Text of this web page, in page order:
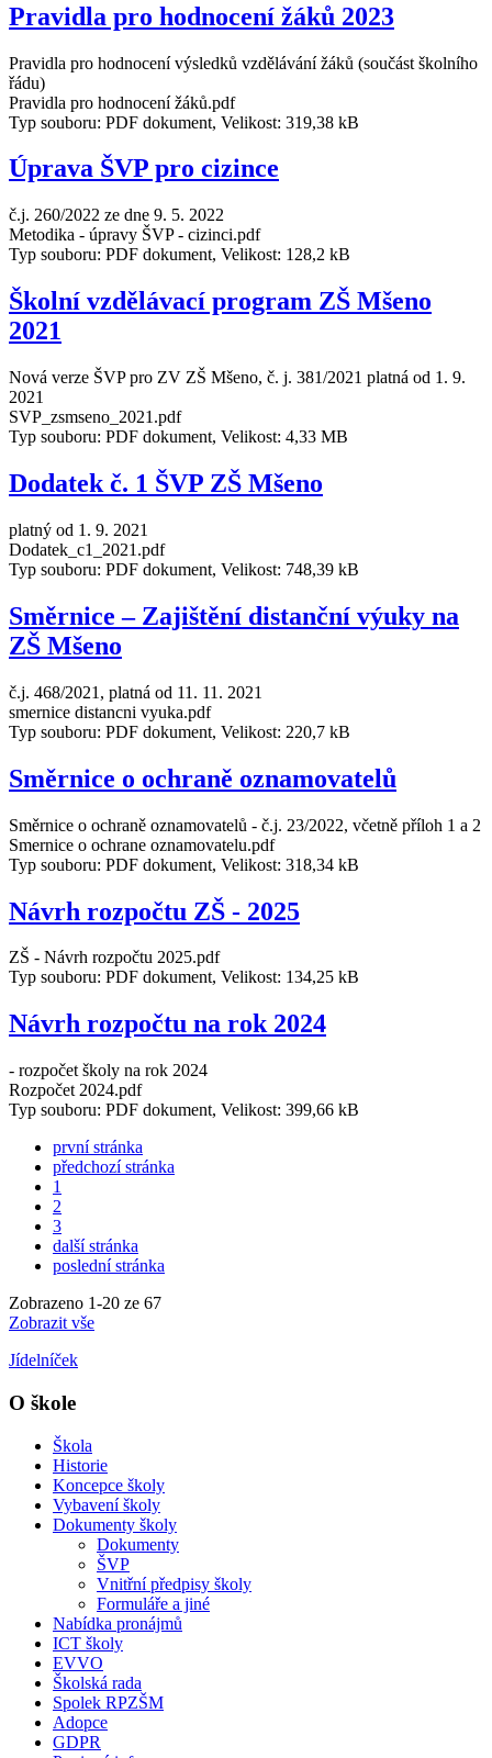
Pravidla pro hodnocení žáků 2023
Pravidla pro hodnocení výsledků vzdělávání žáků (součást školního
řádu)
Pravidla pro hodnocení žáků.pdf
Typ souboru: PDF dokument, Velikost: 319,38 kB
Úprava ŠVP pro cizince
č.j. 260/2022 ze dne 9. 5. 2022
Metodika - úpravy ŠVP - cizinci.pdf
Typ souboru: PDF dokument, Velikost: 128,2 kB
Školní vzdělávací program ZŠ Mšeno
2021
Nová verze ŠVP pro ZV ZŠ Mšeno, č. j. 381/2021 platná od 1. 9.
2021
SVP_zsmseno_2021.pdf
Typ souboru: PDF dokument, Velikost: 4,33 MB
Dodatek č. 1 ŠVP ZŠ Mšeno
platný od 1. 9. 2021
Dodatek_c1_2021.pdf
Typ souboru: PDF dokument, Velikost: 748,39 kB
Směrnice – Zajištění distanční výuky na
ZŠ Mšeno
č.j. 468/2021, platná od 11. 11. 2021
smernice distancni vyuka.pdf
Typ souboru: PDF dokument, Velikost: 220,7 kB
Směrnice o ochraně oznamovatelů
Směrnice o ochraně oznamovatelů - č.j. 23/2022, včetně příloh 1 a 2
Smernice o ochrane oznamovatelu.pdf
Typ souboru: PDF dokument, Velikost: 318,34 kB
Návrh rozpočtu ZŠ - 2025
ZŠ - Návrh rozpočtu 2025.pdf
Typ souboru: PDF dokument, Velikost: 134,25 kB
Návrh rozpočtu na rok 2024
- rozpočet školy na rok 2024
Rozpočet 2024.pdf
Typ souboru: PDF dokument, Velikost: 399,66 kB
první stránka
předchozí stránka
1
2
3
další stránka
poslední stránka
Zobrazeno 1-20 ze 67
Zobrazit vše
Jídelníček
O škole
Škola
Historie
Koncepce školy
Vybavení školy
Dokumenty školy
Dokumenty
ŠVP
Vnitřní předpisy školy
Formuláře a jiné
Nabídka pronájmů
ICT školy
EVVO
Školská rada
Spolek RPZŠM
Adopce
GDPR